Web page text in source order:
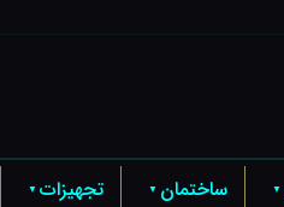
ساختمان تجهیزات